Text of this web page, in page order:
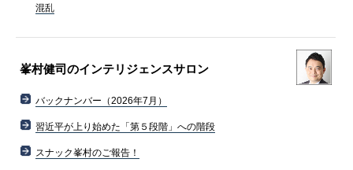
混乱
峯村健司のインテリジェンスサロン
バックナンバー（2026年7月）
習近平が上り始めた「第５段階」への階段
スナック峯村のご報告！